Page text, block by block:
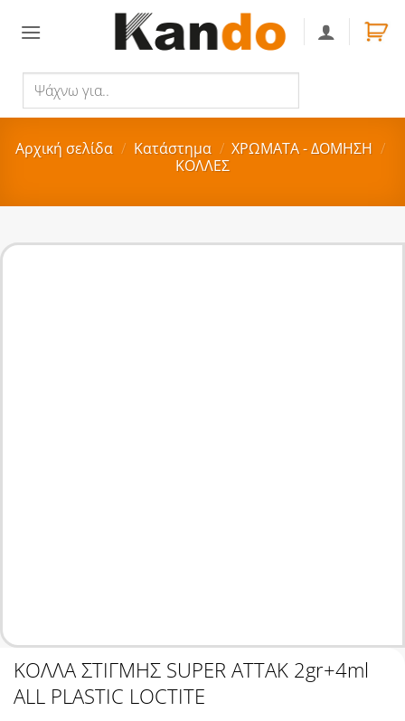
για..
Αρχική σελίδα / Κατάστημα / ΧΡΩΜΑΤΑ - ΔΟΜΗΣΗ /
ΚΟΛΛΕΣ
ΚΟΛΛΑ ΣΤΙΓΜΗΣ SUPER ATTAK 2gr+4ml
ALL PLASTIC LOCTITE